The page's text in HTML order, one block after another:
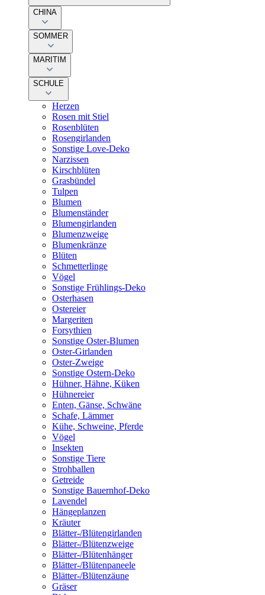
CHINA
SOMMER
MARITIM
SCHULE
Herzen
Rosen mit Stiel
Rosenblüten
Rosengirlanden
Sonstige Love-Deko
Narzissen
Kirschblüten
Grasbündel
Tulpen
Blumen
Blumenständer
Blumengirlanden
Blumenzweige
Blumenkränze
Blüten
Schmetterlinge
Vögel
Sonstige Frühlings-Deko
Osterhasen
Ostereier
Margeriten
Forsythien
Sonstige Oster-Blumen
Oster-Girlanden
Oster-Zweige
Sonstige Ostern-Deko
Hühner, Hähne, Küken
Hühnereier
Enten, Gänse, Schwäne
Schafe, Lämmer
Kühe, Schweine, Pferde
Vögel
Insekten
Sonstige Tiere
Strohballen
Getreide
Sonstige Bauernhof-Deko
Lavendel
Hängeplanzen
Kräuter
Blätter-/Blütengirlanden
Blätter-/Blütenzweige
Blätter-/Blütenhänger
Blätter-/Blütenpaneele
Blätter-/Blütenzäune
Gräser